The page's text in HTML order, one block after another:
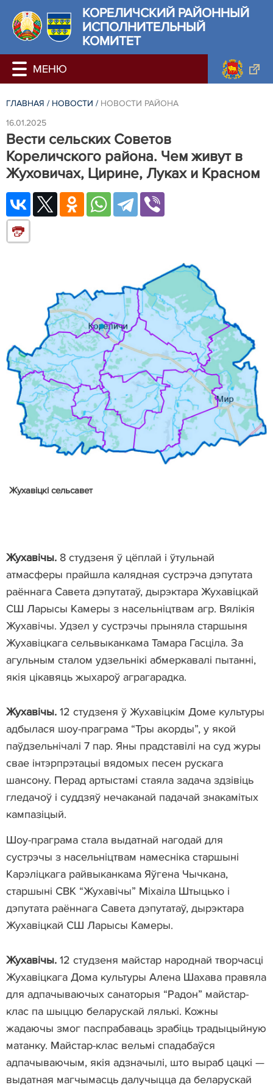
КОРЕЛИЧСКИЙ РАЙОННЫЙ
ИСПОЛНИТЕЛЬНЫЙ
КОМИТЕТ
ГЛАВНАЯ / НОВОСТИ / НОВОСТИ РАЙОНА
16.01.2025
Вести сельских Советов
Кореличского района. Чем живут в
Жуховичах, Цирине, Луках и Красном
Жухавіцкі сельсавет
Жухавічы. 8 студзеня ў цёплай і ўтульнай
атмасферы прайшла калядная сустрэча дэпутата
раённага Савета дэпутатаў, дырэктара Жухавіцкай
СШ Ларысы Камеры з насельніцтвам агр. Вялікія
Жухавічы. Удзел у сустрэчы прыняла старшыня
Жухавіцкага сельвыканкама Тамара Гасціла. За
агульным сталом удзельнікі абмеркавалі пытанні,
якія цікавяць жыхароў аграгарадка.
Жухавічы. 12 студзеня ў Жухавіцкім Доме культуры
адбылася шоу-праграма “Тры акорды”, у якой
паўдзельнічалі 7 пар. Яны прадставілі на суд журы
свае інтэрпрэтацыі вядомых песен рускага
шансону. Перад артыстамі стаяла задача здзівіць
гледачоў і суддзяў нечаканай падачай знакамітых
кампазіцый.
Шоу-праграма стала выдатнай нагодай для
сустрэчы з насельніцтвам намесніка старшыні
Карэліцкага райвыканкама Яўгена Чычкана,
старшыні СВК “Жухавічы” Міхаіла Штыцько і
дэпутата раённага Савета дэпутатаў, дырэктара
Жухавіцкай СШ Ларысы Камеры.
Жухавічы. 12 студзеня майстар народнай творчасці
Жухавіцкага Дома культуры Алена Шахава правяла
для адпачываючых санаторыя “Радон” майстар-
клас па шыццю беларускай лялькі. Кожны
жадаючы змог паспрабаваць зрабіць традыцыйную
матанку. Майстар-клас вельмі спадабаўся
адпачываючым, якія адзначылі, што выраб цацкі —
выдатная магчымасць далучыцца да беларускай